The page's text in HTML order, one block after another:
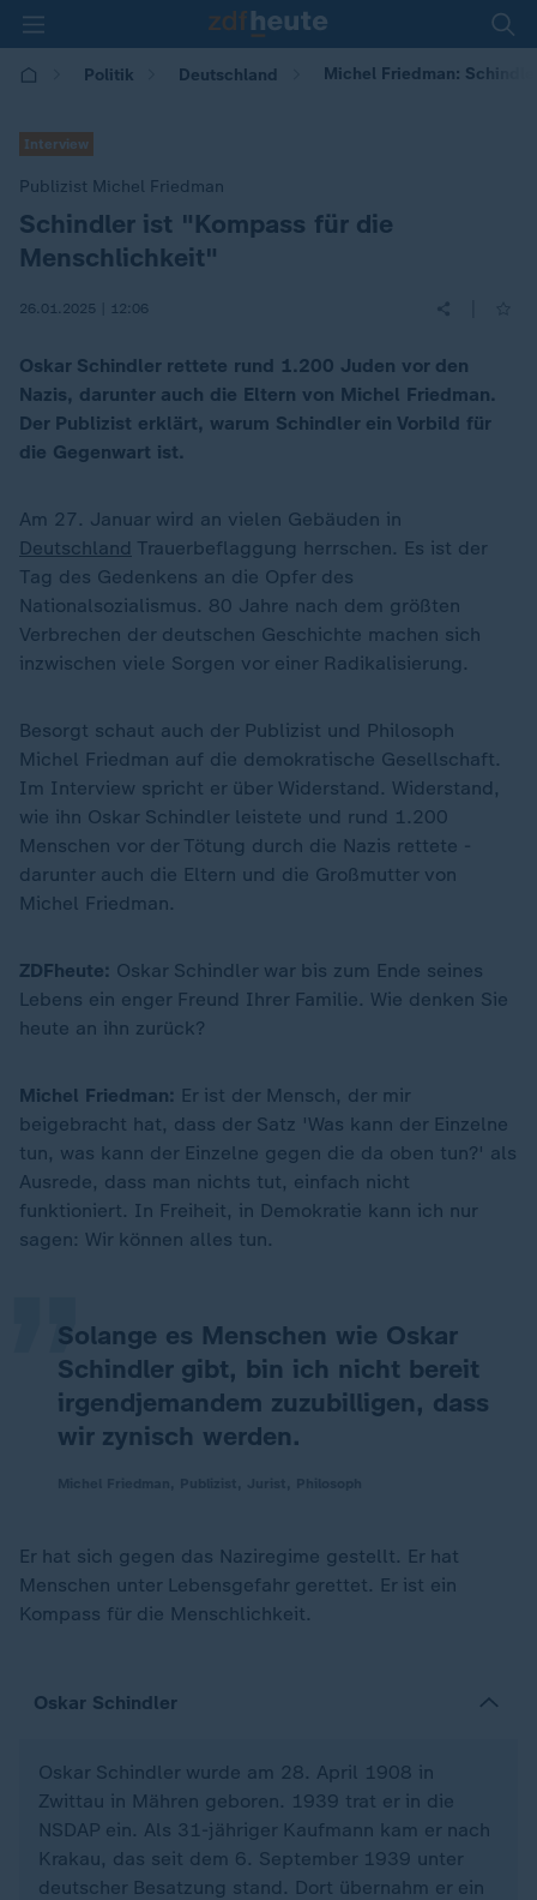
Politik Deutschland Michel Friedman:
Interview
Publizist Michel Friedman
:
Schindler ist "Kompass für die
Menschlichkeit"
26.01.2025 | 12:06
Oskar Schindler rettete rund 1.200 Juden vor den
Nazis, darunter auch die Eltern von Michel Friedman.
Der Publizist erklärt, warum Schindler ein Vorbild für
die Gegenwart ist.
Am 27. Januar wird an vielen Gebäuden in
Deutschland Trauerbeflaggung herrschen. Es ist der
Tag des Gedenkens an die Opfer des
Nationalsozialismus. 80 Jahre nach dem größten
Verbrechen der deutschen Geschichte machen sich
inzwischen viele Sorgen vor einer Radikalisierung.
Besorgt schaut auch der Publizist und Philosoph
Michel Friedman auf die demokratische Gesellschaft.
Im Interview spricht er über Widerstand. Widerstand,
wie ihn Oskar Schindler leistete und rund 1.200
Menschen vor der Tötung durch die Nazis rettete -
darunter auch die Eltern und die Großmutter von
Michel Friedman.
ZDFheute: Oskar Schindler war bis zum Ende seines
Lebens ein enger Freund Ihrer Familie. Wie denken Sie
heute an ihn zurück?
Michel Friedman: Er ist der Mensch, der mir
beigebracht hat, dass der Satz 'Was kann der Einzelne
tun, was kann der Einzelne gegen die da oben tun?' als
Ausrede, dass man nichts tut, einfach nicht
funktioniert. In Freiheit, in Demokratie kann ich nur
sagen: Wir können alles tun.
Solange es Menschen wie Oskar
Schindler gibt, bin ich nicht bereit
irgendjemandem zuzubilligen, dass
wir zynisch werden.
„
Er hat sich gegen das Naziregime gestellt. Er hat
Menschen unter Lebensgefahr gerettet. Er ist ein
Kompass für die Menschlichkeit.
Oskar Schindler
Oskar Schindler wurde am 28. April 1908 in
Zwittau in Mähren geboren. 1939 trat er in die
NSDAP ein. Als 31-jähriger Kaufmann kam er nach
Krakau, das seit dem 6. September 1939 unter
deutscher Besatzung stand. Dort übernahm er ein